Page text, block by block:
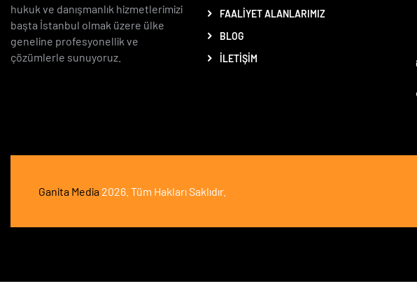
hukuk ve danışmanlık hizmetlerimizi
başta İstanbul olmak üzere ülke
geneline profesyonellik ve
çözümlerle sunuyoruz.
FAALIYET ALANLARIMIZ
BLOG
İLETIŞIM
Ganita Media 2026. Tüm Hakları Saklıdır.